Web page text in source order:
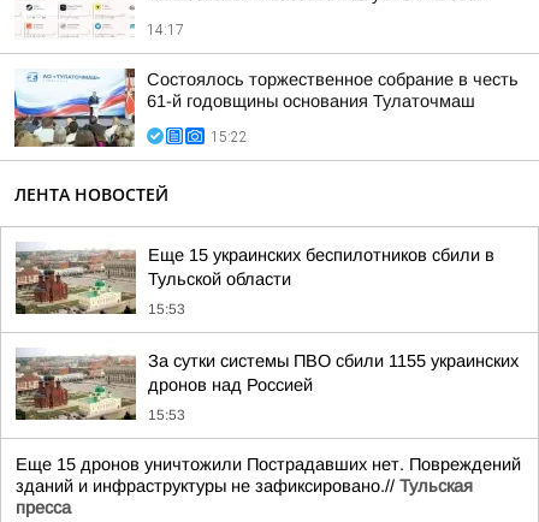
14:17
Состоялось торжественное собрание в честь
61-й годовщины основания Тулаточмаш
15:22
ЛЕНТА НОВОСТЕЙ
Еще 15 украинских беспилотников сбили в
Тульской области
15:53
За сутки системы ПВО сбили 1155 украинских
дронов над Россией
15:53
Еще 15 дронов уничтожили Пострадавших нет. Повреждений
зданий и инфраструктуры не зафиксировано.// Тульская
пресса